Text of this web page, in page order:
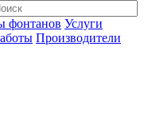
фонтанов Услуги
Производители